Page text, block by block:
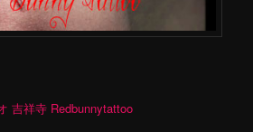
吉祥寺 Redbunnytattoo